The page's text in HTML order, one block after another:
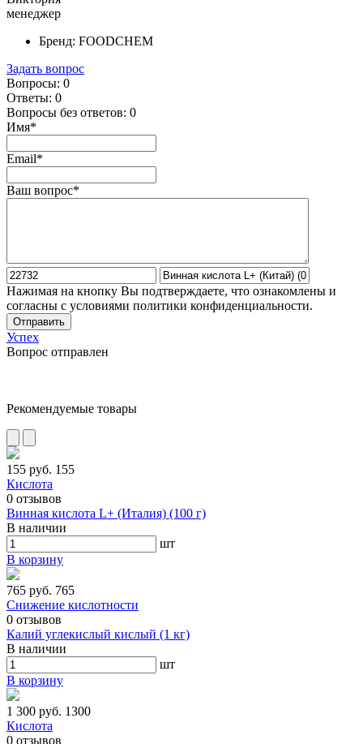
менеджер
Бренд: FOODCHEM
Задать вопрос
Вопросы: 0
Ответы: 0
Вопросы без ответов: 0
Имя*
Email*
Ваш вопрос*
Нажимая на кнопку Вы подтверждаете, что ознакомлены и
согласны с условиями политики конфиденциальности.
Отправить
Успех
Вопрос отправлен
Рекомендуемые товары
155 руб. 155
Кислота
0 отзывов
Винная кислота L+ (Италия) (100 г)
В наличии
шт
В корзину
765 руб. 765
Снижение кислотности
0 отзывов
Калий углекислый кислый (1 кг)
В наличии
шт
В корзину
1 300 руб. 1300
Кислота
0 отзывов